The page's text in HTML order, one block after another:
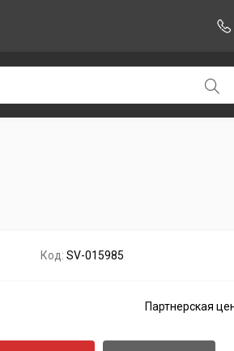
Код: SV-015985
Партнерская